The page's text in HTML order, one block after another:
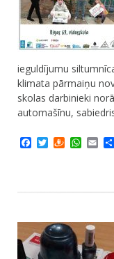
ieguldījumu
klimata pārmaiņu
skolas darbinieki
automašīnu,
Facebook
TwitterDraugiem